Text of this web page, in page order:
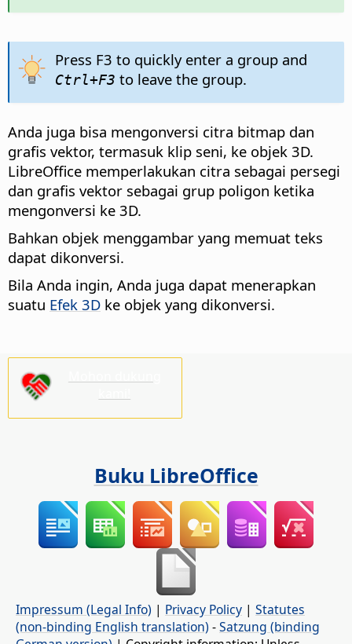
Press F3 to quickly enter a group and
Ctrl+F3 to leave the group.
Anda juga bisa mengonversi citra bitmap dan
grafis vektor, termasuk klip seni, ke objek 3D.
LibreOffice memperlakukan citra sebagai persegi
dan grafis vektor sebagai grup poligon ketika
mengonversi ke 3D.
Bahkan objek menggambar yang memuat teks
dapat dikonversi.
Bila Anda ingin, Anda juga dapat menerapkan
suatu Efek 3D ke objek yang dikonversi.
Buku LibreOffice
Impressum (Legal Info) | Privacy Policy | Statutes
(non-binding English translation) -Satzung (binding